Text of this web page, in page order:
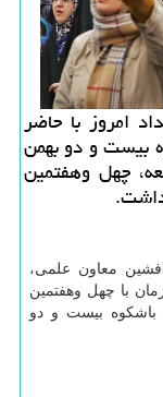
امروز با حاضر
بیست و دو بهمن
چهل وهفتمین
معاون علمی،
با چهل وهفتمین
باشکوه بیست و دو